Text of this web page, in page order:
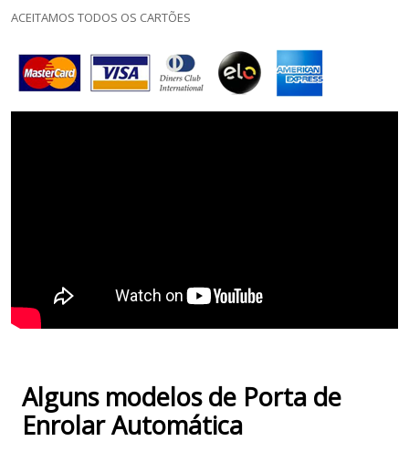
ACEITAMOS TODOS OS CARTÕES
Alguns modelos de Porta de
Enrolar Automática